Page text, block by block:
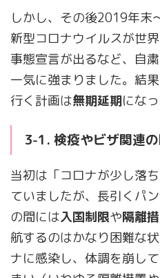
しかし、その後2019年末
新型コロナウイルスが世
事態宣言が出るなど、自
一気に強まりました。結
行く計画は無期延期にな
3-1. 検疫やビザ関連
当初は「コロナが少し落
ていましたが、長引くパ
の間には入国制限や隔離
航するのはかなり困難な
ナに感染し、体調を崩し